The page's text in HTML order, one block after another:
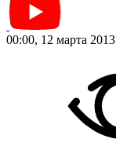
00:00, 12 марта 2013